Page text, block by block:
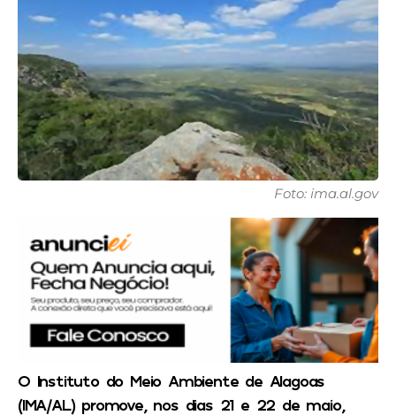
Foto: ima.al.gov
O Instituto do Meio Ambiente de Alagoas
(IMA/AL) promove, nos dias 21 e 22 de maio,